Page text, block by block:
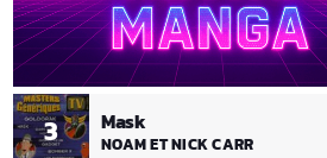
3 Mask
NOAM ET NICK CARR